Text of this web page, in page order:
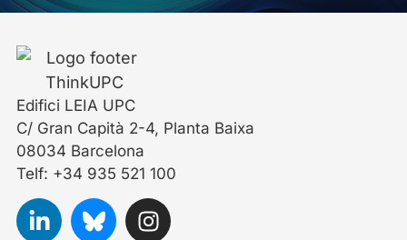
Edifici LEIA UPC
C/ Gran Capità 2-4, Planta Baixa
08034 Barcelona
Telf: +34 935 521 100